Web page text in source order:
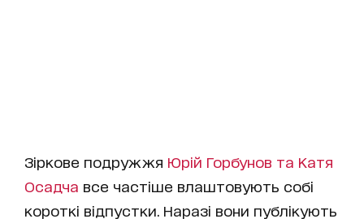
Зіркове подружжя Юрій Горбунов та Катя
Осадча все частіше влаштовують собі
короткі відпустки. Наразі вони публікують